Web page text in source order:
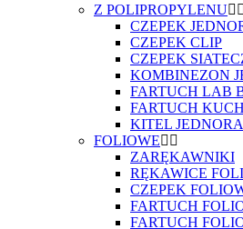
Z POLIPROPYLENU
CZEPEK
CZEPEK CLIP
CZEPEK
KOMBINEZON
FARTUCH LAB
FARTUCH
KITEL
FOLIOWE
ZARĘKAWNIKI
RĘKAWICE
CZEPEK
FARTUCH
FARTUCH